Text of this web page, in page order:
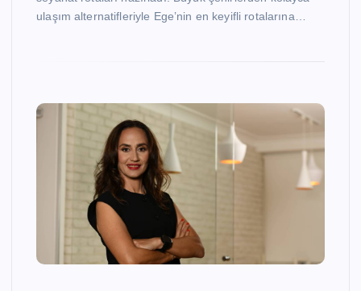
ulaşım alternatifleriyle Ege’nin en keyifli rotalarına…